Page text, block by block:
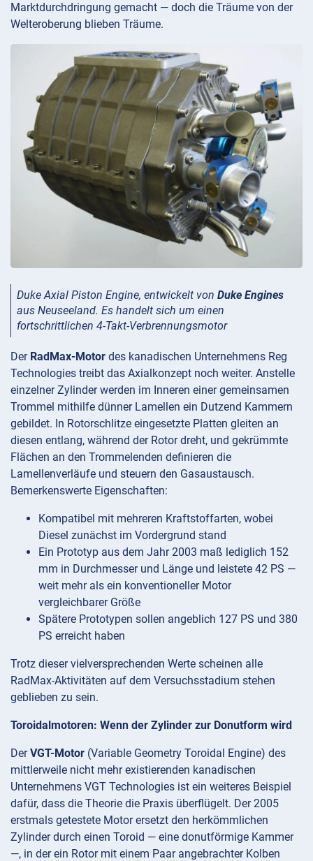
Marktdurchdringung gemacht — doch die Träume von der
Welteroberung blieben Träume.
Duke Axial Piston Engine, entwickelt von Duke Engines
aus Neuseeland. Es handelt sich um einen
fortschrittlichen 4-Takt-Verbrennungsmotor
Der RadMax-Motor des kanadischen Unternehmens Reg
Technologies treibt das Axialkonzept noch weiter. Anstelle
einzelner Zylinder werden im Inneren einer gemeinsamen
Trommel mithilfe dünner Lamellen ein Dutzend Kammern
gebildet. In Rotorschlitze eingesetzte Platten gleiten an
diesen entlang, während der Rotor dreht, und gekrümmte
Flächen an den Trommelenden definieren die
Lamellenverläufe und steuern den Gasaustausch.
Bemerkenswerte Eigenschaften:
Kompatibel mit mehreren Kraftstoffarten, wobei
Diesel zunächst im Vordergrund stand
Ein Prototyp aus dem Jahr 2003 maß lediglich 152
mm in Durchmesser und Länge und leistete 42 PS —
weit mehr als ein konventioneller Motor
vergleichbarer Größe
Spätere Prototypen sollen angeblich 127 PS und 380
PS erreicht haben
Trotz dieser vielversprechenden Werte scheinen alle
RadMax-Aktivitäten auf dem Versuchsstadium stehen
geblieben zu sein.
Toroidalmotoren: Wenn der Zylinder zur Donutform wird
DerVGT-Motor (Variable Geometry Toroidal Engine) des
mittlerweile nicht mehr existierenden kanadischen
Unternehmens VGT Technologies ist ein weiteres Beispiel
dafür, dass die Theorie die Praxis überflügelt. Der 2005
erstmals getestete Motor ersetzt den herkömmlichen
Zylinder durch einen Toroid — eine donutförmige Kammer
—, in der ein Rotor mit einem Paar angebrachter Kolben